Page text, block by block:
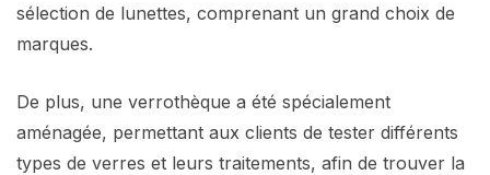
sélection de lunettes, comprenant un grand choix de
marques.
De plus, une verrothèque a été spécialement
aménagée, permettant aux clients de tester différents
types de verres et leurs traitements, afin de trouver la